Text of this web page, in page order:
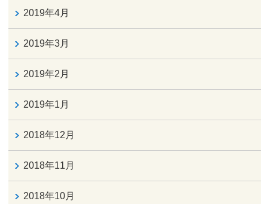
2019年4月
2019年3月
2019年2月
2019年1月
2018年12月
2018年11月
2018年10月